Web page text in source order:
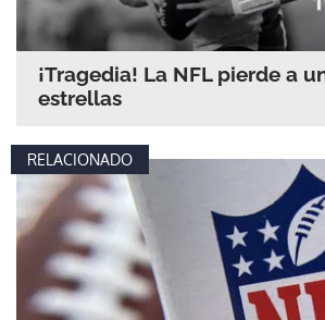
¡Tragedia! La NFL pierde a
estrellas
RELACIONADO